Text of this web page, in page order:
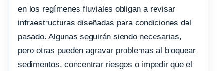
en los regímenes fluviales obligan a revisar
infraestructuras diseñadas para condiciones del
pasado. Algunas seguirán siendo necesarias,
pero otras pueden agravar problemas al bloquear
sedimentos, concentrar riesgos o impedir que el